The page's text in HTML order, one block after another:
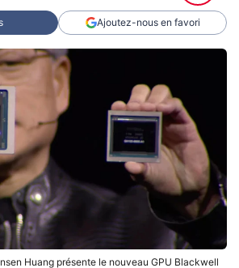
Ajoutez-nous en favori
Huang présente le nouveau GPU Blackwell